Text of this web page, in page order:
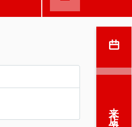
来店予約